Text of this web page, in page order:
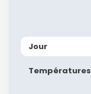
Jour
Températures